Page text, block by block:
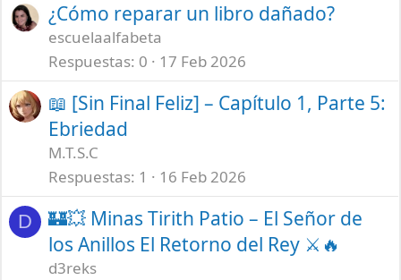
¿Cómo reparar un libro dañado?
escuelaalfabeta
Respuestas 0 17 Feb 2026
📖 [Sin Final Feliz] – Capítulo 1, Parte 5:
Ebriedad
M.T.S.C
Respuestas 1 16 Feb 2026
D
🏰💥 Minas Tirith Patio – El Señor de
los Anillos El Retorno del Rey ⚔️🔥
d3reks